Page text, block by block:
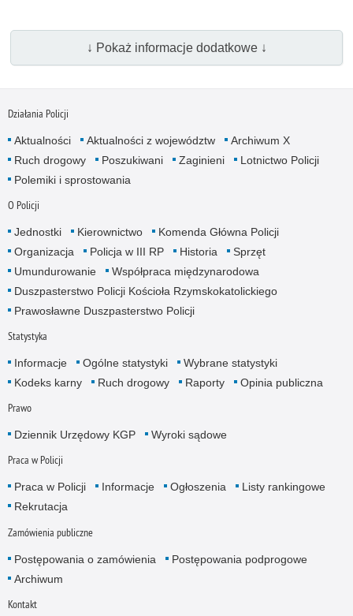
↓ Pokaż informacje dodatkowe ↓
Działania Policji
Aktualności Aktualności z województw
Archiwum X
Ruch drogowy
Poszukiwani Zaginieni
Lotnictwo Policji
Polemiki i sprostowania
O Policji
Jednostki Kierownictwo
Komenda Główna Policji
Organizacja
Policja w III RP Historia
Sprzęt
Umundurowanie
Współpraca międzynarodowa
Duszpasterstwo Policji Kościoła Rzymskokatolickiego
Prawosławne Duszpasterstwo Policji
Statystyka
Informacje Ogólne statystyki
Wybrane statystyki
Kodeks karny
Ruch drogowy Raporty Opinia publiczna
Prawo
Dziennik Urzędowy KGP Wyroki sądowe
Praca w Policji
Praca w Policji Informacje Ogłoszenia
Listy rankingowe
Rekrutacja
Zamówienia publiczne
Postępowania o zamówienia
Postępowania podprogowe
Archiwum
Kontakt